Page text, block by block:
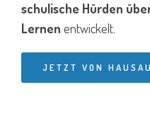
schulische Hürden
Lernen entwickelt.
JETZT VON